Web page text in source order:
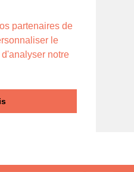
partenaires de
le
notre